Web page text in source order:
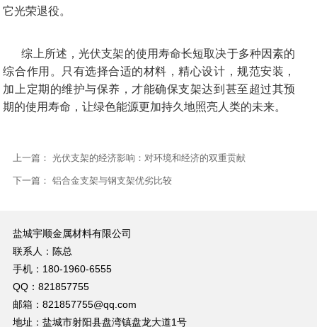
它光荣退役。
综上所述，光伏支架的使用寿命长短取决于多种因素的
综合作用。只有选择合适的材料，精心设计，规范安装，
加上定期的维护与保养，才能确保支架达到甚至超过其预
期的使用寿命，让绿色能源更加持久地照亮人类的未来。
上一篇： 光伏支架的经济影响：对环境和经济的双重贡献
下一篇： 铝合金支架与钢支架优劣比较
盐城宇顺金属材料有限公司
联系人：陈总
手机：180-1960-6555
QQ：821857755
邮箱：821857755@qq.com
地址：盐城市射阳县盘湾镇盘龙大道1号